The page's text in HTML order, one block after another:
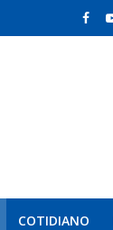
COTIDIANO